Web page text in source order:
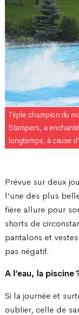
Triple champion du
Stampers, a
longtemps, à cause
Prévue sur deux
l’une des plus
fière allure pour
shorts de
pantalons et
pas négatif.
A l’eau, la piscine
Si la journée et
oublier, celle de